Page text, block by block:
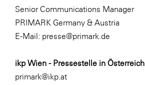
Senior Communications Manager
PRIMARK Germany & Austria
E-Mail: presse@primark.de
ikp Wien - Pressestelle in Österreich
primark@ikp.at